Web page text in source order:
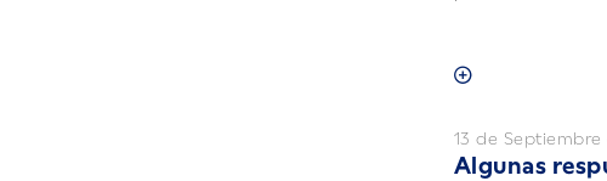
13 de Septiembre
Algunas